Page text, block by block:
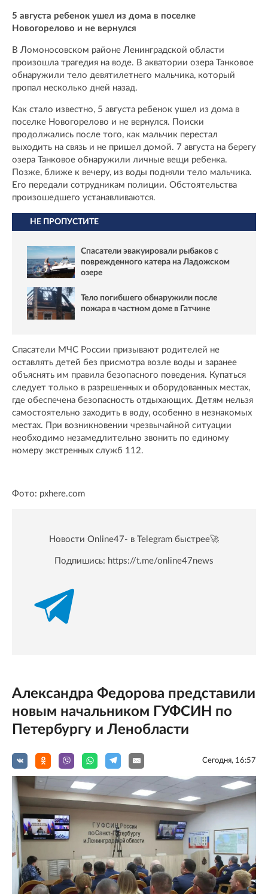
5 августа ребенок ушел из дома в поселке
Новогорелово и не вернулся
В Ломоносовском районе Ленинградской области
произошла трагедия на воде. В акватории озера Танковое
обнаружили тело девятилетнего мальчика, который
пропал несколько дней назад.
Как стало известно, 5 августа ребенок ушел из дома в
поселке Новогорелово и не вернулся. Поиски
продолжались после того, как мальчик перестал
выходить на связь и не пришел домой. 7 августа на берегу
озера Танковое обнаружили личные вещи ребенка.
Позже, ближе к вечеру, из воды подняли тело мальчика.
Его передали сотрудникам полиции. Обстоятельства
произошедшего устанавливаются.
НЕ ПРОПУСТИТЕ
Спасатели эвакуировали рыбаков с
поврежденного катера на Ладожском
озере
Тело погибшего обнаружили после
пожара в частном доме в Гатчине
Спасатели МЧС России призывают родителей не
оставлять детей без присмотра возле воды и заранее
объяснять им правила безопасного поведения. Купаться
следует только в разрешенных и оборудованных местах,
где обеспечена безопасность отдыхающих. Детям нельзя
самостоятельно заходить в воду, особенно в незнакомых
местах. При возникновении чрезвычайной ситуации
необходимо незамедлительно звонить по единому
номеру экстренных служб 112.
Фото: pxhere.com
Новости Online47- в Telegram быстрее🚀
Подпишись: https://t.me/online47news
Александра Федорова представили
новым начальником ГУФСИН по
Петербургу и Ленобласти
Сегодня, 16:57